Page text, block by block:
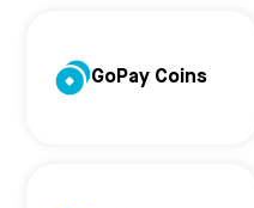
GoPay Coins